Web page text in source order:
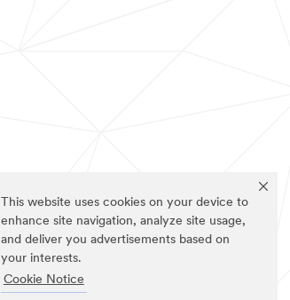
This website uses cookies on your device to
enhance site navigation, analyze site usage,
and deliver you advertisements based on
your interests.
Cookie Notice